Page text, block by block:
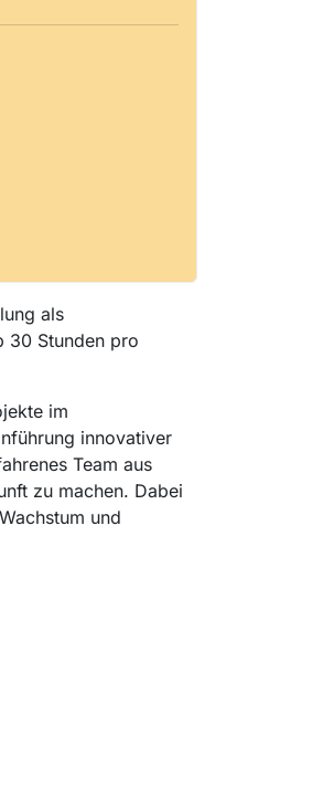
als
30 Stunden pro
im
innovativer
Team aus
zu machen. Dabei
und